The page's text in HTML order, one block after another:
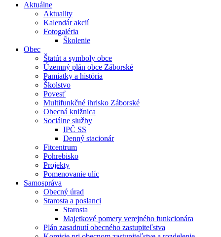
Aktuálne
Aktuality
Kalendár akcií
Fotogaléria
Školenie
Obec
Štatút a symboly obce
Územný plán obce Záborské
Pamiatky a história
Školstvo
Povesť
Multifunkčné ihrisko Záborské
Obecná knižnica
Sociálne služby
IPČ SS
Denný stacionár
Fitcentrum
Pohrebisko
Projekty
Pomenovanie ulíc
Samospráva
Obecný úrad
Starosta a poslanci
Starosta
Majetkové pomery verejného funkcionára
Plán zasadnutí obecného zastupiteľstva